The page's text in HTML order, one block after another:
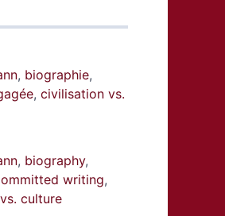
, biographie,
,civilisation vs.
, biography,
writing,
culture